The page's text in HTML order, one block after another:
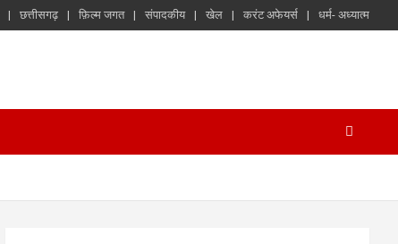
छत्तीसगढ़ फ़िल्म जगत संपादकीय खेल करंट अफेयर्स धर्म- अध्यात्म